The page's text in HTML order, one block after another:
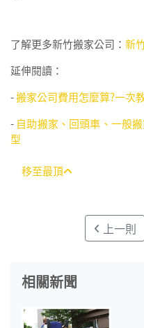
了解更多新竹搬家公司： 新
延伸閱讀：
-搬家公司費用怎麼算?一次
- 自助搬家、回頭車、一般
型
移至最頂
上一則
相關新聞